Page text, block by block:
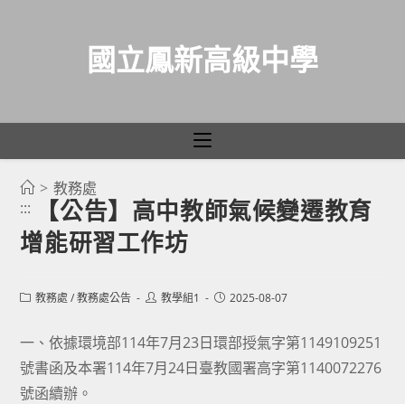
國立鳳新高級中學
> 教務處
:::
【公告】高中教師氣候變遷教育
增能研習工作坊
Post教務處 / 教務處公告
Post教學組1
Post2025-08-07
一、依據環境部114年7月23日環部授氣字第1149109251
號書函及本署114年7月24日臺教國署高字第1140072276
號函續辦。